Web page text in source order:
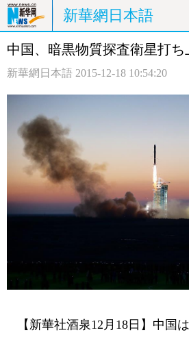
新華網日本語
ホームページ 政治
観光
中日対訳
中国、暗黒物質探査衛星打ち
新華網日本語 2015-12-18 10:54:20
【新華社酒泉12月18日】中国